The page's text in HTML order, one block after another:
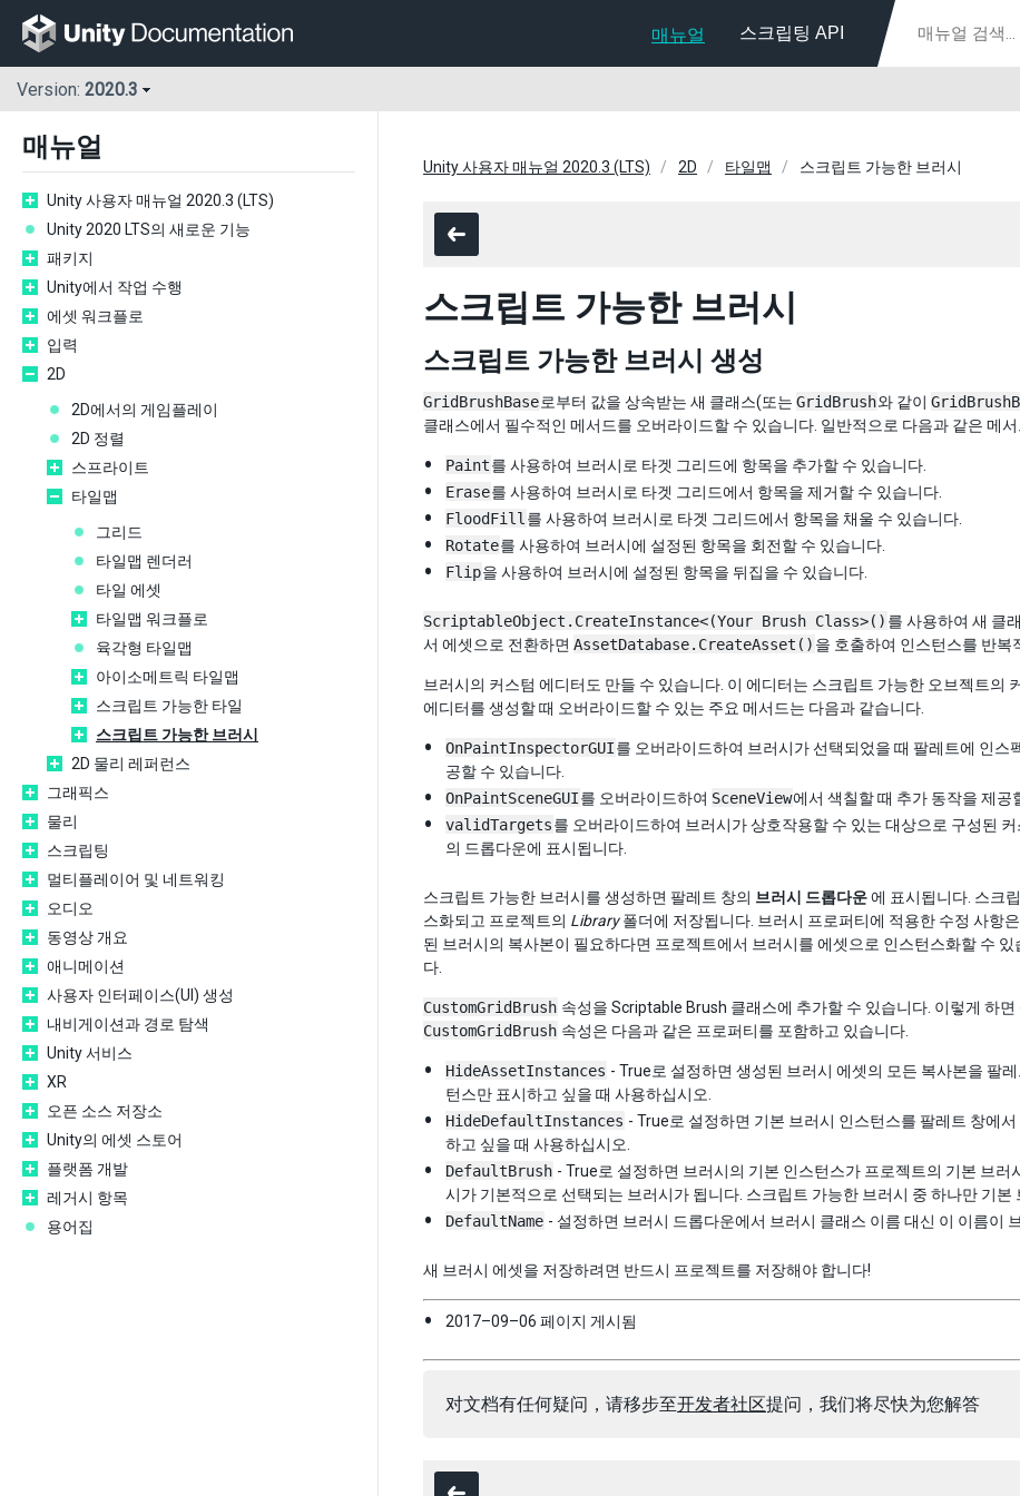
매뉴얼 스크립팅 API
Version: 2020.3
매뉴얼
Unity 사용자 매뉴얼 2020.3 (LTS)
Unity 2020 LTS의 새로운 기능
패키지
Unity에서 작업 수행
에셋 워크플로
입력
2D
2D에서의 게임플레이
2D 정렬
스프라이트
타일맵
그리드
타일맵 렌더러
타일 에셋
타일맵 워크플로
육각형 타일맵
아이소메트릭 타일맵
스크립트 가능한 타일
스크립트 가능한 브러시
2D 물리 레퍼런스
그래픽스
물리
스크립팅
멀티플레이어 및 네트워킹
오디오
동영상 개요
애니메이션
사용자 인터페이스(UI) 생성
내비게이션과 경로 탐색
Unity 서비스
XR
오픈 소스 저장소
Unity의 에셋 스토어
플랫폼 개발
레거시 항목
용어집
Unity 사용자 매뉴얼 2020.3 (LTS) 2D 타일맵 스크립트 가능한 브러시
스크립트 가능한 브러시
스크립트 가능한 브러시 생성
GridBrushBase로부터 값을 상속받는 새 클래스(또는 GridBrush와 같이
클래스에서 필수적인 메서드를 오버라이드할 수 있습니다. 일반적으로 다음과 같은 메
Paint를 사용하여 브러시로 타겟 그리드에 항목을 추가할 수 있습니다.
Erase를 사용하여 브러시로 타겟 그리드에서 항목을 제거할 수 있습니다.
FloodFill 를 사용하여 브러시로 타겟 그리드에서 항목을 채울 수 있습니다.
Rotate를 사용하여 브러시에 설정된 항목을 회전할 수 있습니다.
Flip을 사용하여 브러시에 설정된 항목을 뒤집을 수 있습니다.
ScriptableObject.CreateInstance<(Your Brush Class>() 를 사용하여 새 클
서 에셋으로 전환하면 AssetDatabase.CreateAsset() 을 호출하여 인스턴스를 반복
브러시의 커스텀 에디터도 만들 수 있습니다. 이 에디터는 스크립트 가능한 오브젝트의
에디터를 생성할 때 오버라이드할 수 있는 주요 메서드는 다음과 같습니다.
OnPaintInspectorGUI를 오버라이드하여 브러시가 선택되었을 때 팔레트에 인
공할 수 있습니다.
OnPaintSceneGUI를 오버라이드하여 SceneView에서 색칠할 때 추가 동작을 제공
validTargets를 오버라이드하여 브러시가 상호작용할 수 있는 대상으로 구성된
의 드롭다운에 표시됩니다.
스크립트 가능한 브러시를 생성하면 팔레트 창의 브러시 드롭다운에 표시됩니다. 스크
스화되고 프로젝트의 Library폴더에 저장됩니다. 브러시 프로퍼티에 적용한 수정 사항
된 브러시의 복사본이 필요하다면 프로젝트에서 브러시를 에셋으로 인스턴스화할 수
다.
CustomGridBrush 속성을 Scriptable Brush 클래스에 추가할 수 있습니다. 이렇게 하
CustomGridBrush 속성은 다음과 같은 프로퍼티를 포함하고 있습니다.
HideAssetInstances - True로 설정하면 생성된 브러시 에셋의 모든 복사본을 팔
턴스만 표시하고 싶을 때 사용하십시오.
HideDefaultInstances - True로 설정하면 기본 브러시 인스턴스를 팔레트 창에
하고 싶을 때 사용하십시오.
DefaultBrush - True로 설정하면 브러시의 기본 인스턴스가 프로젝트의 기본 브
시가 기본적으로 선택되는 브러시가 됩니다. 스크립트 가능한 브러시 중 하나만 기본
DefaultName - 설정하면 브러시 드롭다운에서 브러시 클래스 이름 대신 이 이름이
새 브러시 에셋을 저장하려면 반드시 프로젝트를 저장해야 합니다!
2017–09–06 페이지 게시됨
对文档有任何疑问，请移步至开发者社区提问，我们将尽快为您解答